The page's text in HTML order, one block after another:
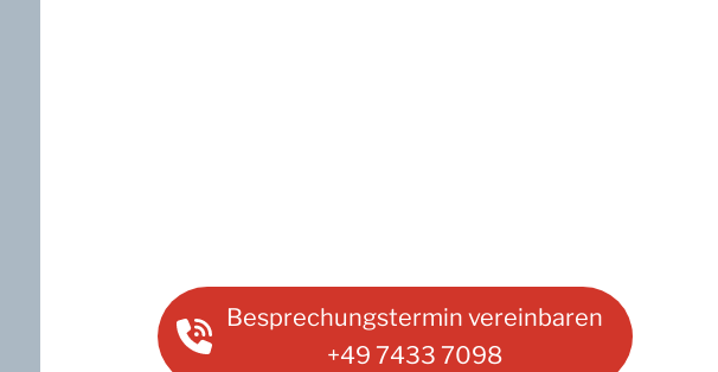
Besprechungstermin vereinbaren
+49 7433 7098